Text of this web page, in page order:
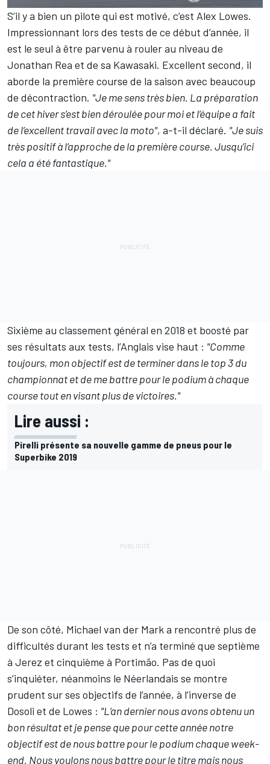
S’il y a bien un pilote qui est motivé, c’est Alex Lowes.
Impressionnant lors des tests de ce début d’année, il
est le seul à être parvenu à rouler au niveau de
Jonathan Rea et de sa Kawasaki. Excellent second, il
aborde la première course de la saison avec beaucoup
de décontraction. "Je me sens très bien. La préparation
de cet hiver s’est bien déroulée pour moi et l’équipe a fait
de l’excellent travail avec la moto", a-t-il déclaré. "Je suis
très positif à l’approche de la première course. Jusqu’ici
cela a été fantastique."
Sixième au classement général en 2018 et boosté par
ses résultats aux tests, l’Anglais vise haut : "Comme
toujours, mon objectif est de terminer dans le top 3 du
championnat et de me battre pour le podium à chaque
course tout en visant plus de victoires."
Lire aussi :
Pirelli présente sa nouvelle gamme de pneus pour le
Superbike 2019
De son côté, Michael van der Mark a rencontré plus de
difficultés durant les tests et n’a terminé que septième
à Jerez et cinquième à Portimão. Pas de quoi
s’inquiéter, néanmoins le Néerlandais se montre
prudent sur ses objectifs de l’année, à l’inverse de
Dosoli et de Lowes : "L’an dernier nous avons obtenu un
bon résultat et je pense que pour cette année notre
objectif est de nous battre pour le podium chaque week-
end. Nous voulons nous battre pour le titre mais nous